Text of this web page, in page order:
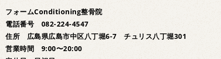
フォームConditioning整骨院
電話番号 082-224-4547
住所 広島県広島市中区八丁堀6-7 チュリス八丁堀301
営業時間 9:00〜20:00